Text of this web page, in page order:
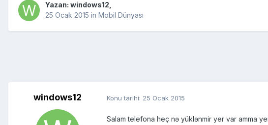
Yazan: windows12
25 Ocak 2015 in Mobil Dünyası
windows12 Konu tarihi: 25 Ocak 2015
Salam telefona heç nə yüklənmir yer var amma